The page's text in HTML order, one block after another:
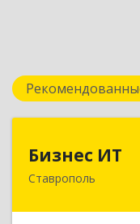
Бизнес ИТ
Ставрополь
355035,